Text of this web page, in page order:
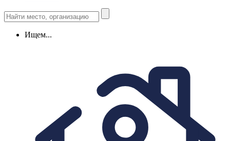
Ищем...